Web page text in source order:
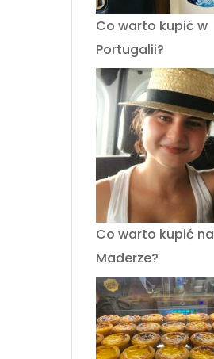
Co warto kupić w
Portugalii?
Co warto kupić na
Maderze?